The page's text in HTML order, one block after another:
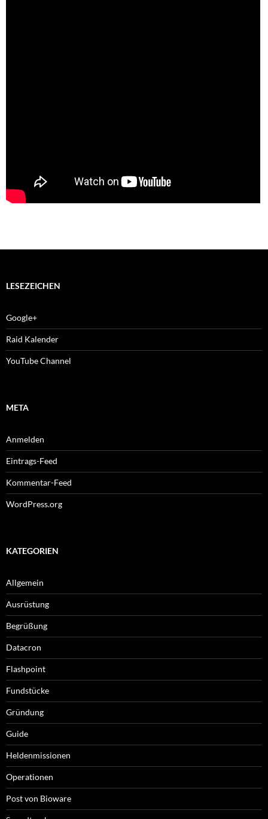
LESEZEICHEN
Google+
Raid Kalender
YouTube Channel
META
Anmelden
Eintrags-Feed
Kommentar-Feed
WordPress.org
KATEGORIEN
Allgemein
Ausrüstung
Begrüßung
Datacron
Flashpoint
Fundstücke
Gründung
Guide
Heldenmissionen
Operationen
Post von Bioware